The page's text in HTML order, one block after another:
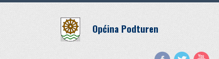
Općina Podturen